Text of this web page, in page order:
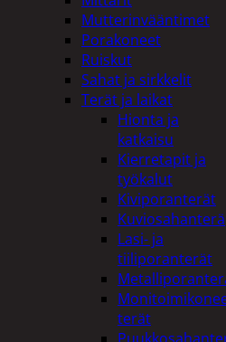
Mutterinvääntimet
Porakoneet
Ruiskut
Sahat ja sirkkelit
Terät ja laikat
Hionta ja
katkaisu
Kierretapit ja
työkalut
Kiviporanterät
Kuviosahanterä
Lasi- ja
tiiliporanterät
terät